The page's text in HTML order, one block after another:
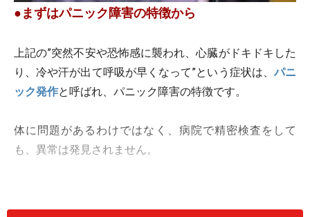
●まずはパニック障害の特徴から
上記の”突然不安や恐怖感に襲われ、心臓がドキドキした
り、冷や汗が出て呼吸が早くなって”という症状は、 パニ
ック発作と呼ばれ、パニック障害の特徴です。
体に問題があるわけではなく、病院で精密検査をして
も、異常は発見されません。
を経験する人は２～５％です。